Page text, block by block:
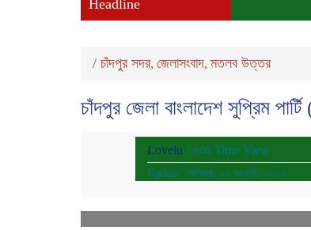
Headline
/ চাঁদপুর সদর, জেলাসংবাদ, মতলব উত্তর
চাঁদপুর জেলা বাংলাদেশ সুপ্রিম
Lovelu / ৫৩৪ Time View
Update : শনিবার, ২০ আগস্ট, ২০২২